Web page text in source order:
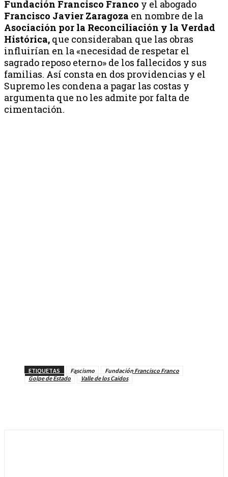
Fundación Francisco Franco y el abogado
Francisco Javier Zaragoza en nombre de la
Asociación por la Reconciliación y la Verdad
Histórica, que consideraban que las obras
influirían en la «necesidad de respetar el
sagrado reposo eterno» de los fallecidos y sus
familias. Así consta en dos providencias y el
Supremo les condena a pagar las costas y
argumenta que no les admite por falta de
cimentación.
ETIQUETAS Fascismo
Fundación Francisco Franco
Golpe de Estado
Valle de los Caidos